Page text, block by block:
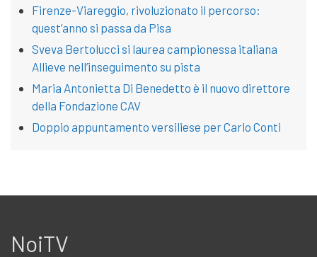
Firenze-Viareggio, rivoluzionato il percorso:
quest’anno si passa da Pisa
Sveva Bertolucci si laurea campionessa italiana
Allieve nell’inseguimento su pista
Maria Antonietta Di Benedetto è il nuovo direttore
della Fondazione CAV
Doppio appuntamento versiliese per Carlo Conti
NoiTV